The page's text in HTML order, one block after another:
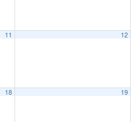
11 12
18 19